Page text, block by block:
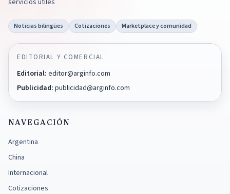
servicios útiles
Noticias bilingües Cotizaciones Marketplace y comunidad
EDITORIAL Y COMERCIAL
Editorial: editor@arginfo.com
Publicidad: publicidad@arginfo.com
NAVEGACIÓN
Argentina
China
Internacional
Cotizaciones